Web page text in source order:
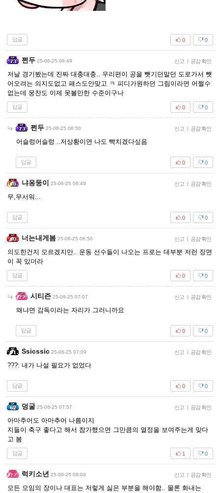
답글 0
0
쩐두 25-06-25 06:49 신고 | 공감 확인
저날 경기봤는데 진짜 대충대충.. 우리편이 공을 뺏기던말던 도로가서 뺏
어오려는 의지도없고 패스도안맞고 ㅋ 피디가원하던 그림이라면 어쩔수
없는데 뭉찬도 이제 못볼만한 수준이구나
답글 0
0
쩐두 25-06-25 06:50 신고 | 공감 확인
어슬렁어슬렁 ..저상황이면 나도 빡치겠다싶음
답글 0
0
냐옹둥이 25-06-25 06:49 신고 | 공감 확인
무,무서워...
답글 0
0
너는내게봄 25-06-25 06:50 신고 | 공감 확인
의도한건지 모르겠지만.. 운동 선수들이 나오는 프로는 대부분 저런 장면
이 꼭 있더라
답글 0
0
시티즌 25-06-25 07:07 신고 | 공감 확인
왜냐면 감독이라는 자리가 그러니까요
답글 0
0
Ssicssic 25-06-25 07:09 신고 | 공감 확인
???: 내가 나설 필요가 없었다
답글 0
0
덩굴 25-06-25 07:57 신고 | 공감 확인
아마추어도 아마추어 나름이지
지들이 축구 좋다고 해서 참가했으면 그만큼의 열정을 보여주는게 맞다
고 봄
답글 0
1
럭키소년 25-06-25 08:00 신고 | 공감 확인
모든 모임의 장이나 대표는 저렇게 싫은 부분을 해야함.. 물론 화내는